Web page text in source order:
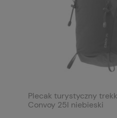
Plecak turystyczny
Convoy 25l niebieski